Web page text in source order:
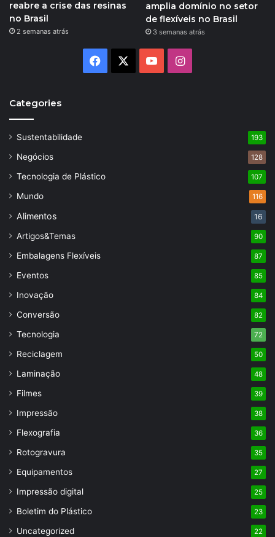
reabre a crise das resinas
no Brasil
2 semanas atrás
amplia domínio no setor
de flexíveis no Brasil
3 semanas atrás
Facebook YouTubeInstagram
Categories
Sustentabilidade 193
Negócios 128
Tecnologia de Plástico 107
Mundo 116
Alimentos 16
Artigos&Temas 90
Embalagens Flexíveis 87
Eventos 85
Inovação 84
Conversão 82
Tecnologia 72
Reciclagem 50
Laminação 48
Filmes 39
Impressão 38
Flexografia 36
Rotogravura 35
Equipamentos 27
Impressão digital 25
Boletim do Plástico 23
Uncategorized 22